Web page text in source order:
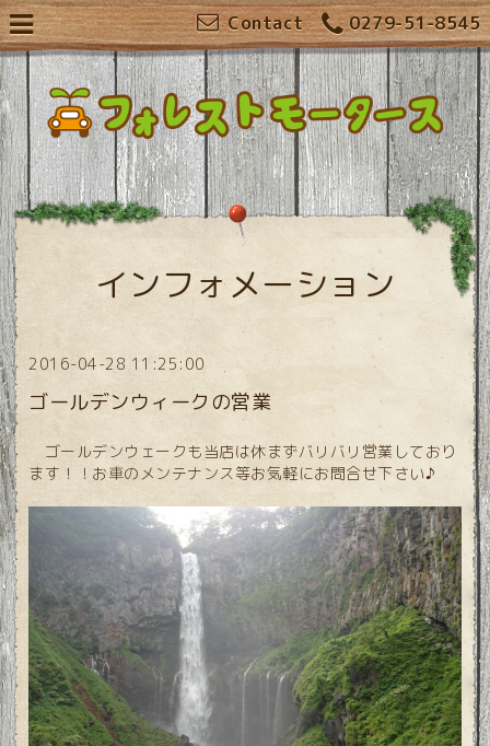
0279-51-8545
Contact
インフォメーション
2016-04-28 11:25:00
ゴールデンウィークの営業
ゴールデンウェークも当店は休まずバリバリ営業しており
ます！！お車のメンテナンス等お気軽にお問合せ下さい♪